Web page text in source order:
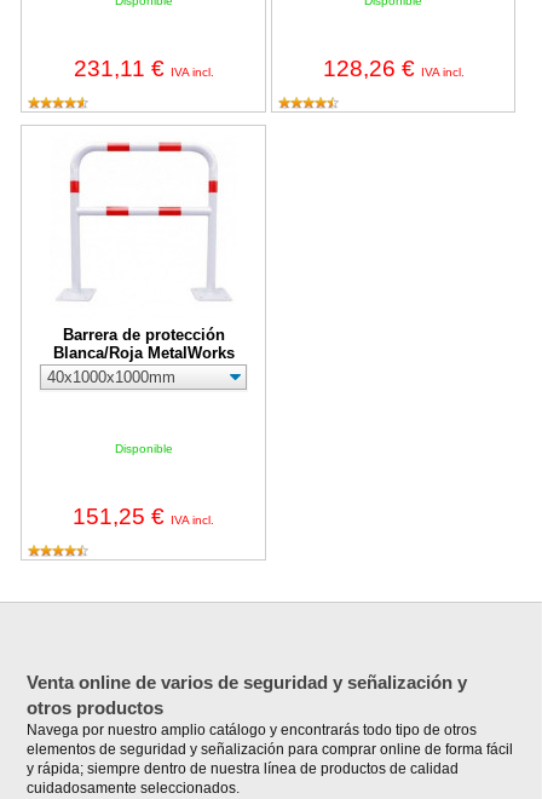
231,11 € IVA incl. 128,26 € IVA incl.
Barrera de protección
Blanca/Roja MetalWorks
Disponible
151,25 € IVA incl.
Barrera de protección Blanca/Roja MetalWorks
Venta online de varios de seguridad y señalización y
otros productos
Navega por nuestro amplio catálogo y encontrarás todo tipo de otros
elementos de seguridad y señalización para comprar online de forma fácil
y rápida; siempre dentro de nuestra línea de productos de calidad
cuidadosamente seleccionados.